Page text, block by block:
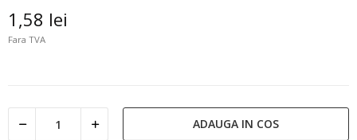
1,58 lei
Fara TVA
ADAUGA IN COS